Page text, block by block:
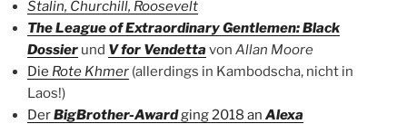
Stalin, Churchill, Roosevelt
The League of Extraordinary Gentlemen: Black
Dossier und V for Vendetta von Allan Moore
Die Rote Khmer (allerdings in Kambodscha, nicht in
Laos!)
DerBigBrother-Awardging 2018 an Alexa